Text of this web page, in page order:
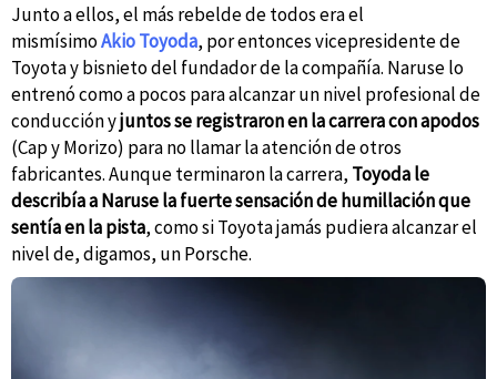
Junto a ellos, el más rebelde de todos era el
mismísimoAkio Toyoda, por entonces vicepresidente de
Toyota y bisnieto del fundador de la compañía. Naruse lo
entrenó como a pocos para alcanzar un nivel profesional de
conducción yjuntos se registraron en la carrera con apodos
(Cap y Morizo) para no llamar la atención de otros
fabricantes. Aunque terminaron la carrera, Toyoda le
describía a Naruse la fuerte sensación de humillación que
sentía en la pista, como si Toyota jamás pudiera alcanzar el
nivel de, digamos, un Porsche.